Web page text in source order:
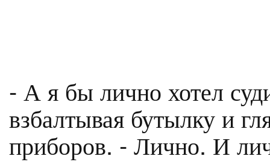
- А я бы лично хотел
взбалтывая бутылку и
приборов. - Лично. И